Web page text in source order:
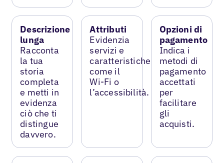
Descrizione
lunga
Racconta
la tua
storia
completa
e metti in
evidenza
ciò che ti
distingue
davvero.
Attributi
Evidenzia
servizi e
caratteristiche
come il
Wi-Fi o
l’accessibilità.
Opzioni di
pagamento
Indica i
metodi di
pagamento
accettati
per
facilitare
gli
acquisti.